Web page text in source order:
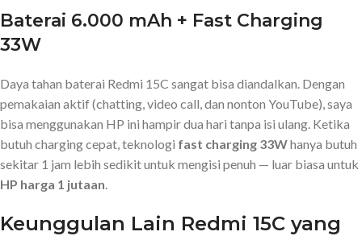
Baterai 6.000 mAh + Fast Charging
33W
Daya tahan baterai Redmi 15C sangat bisa diandalkan. Dengan
pemakaian aktif (chatting, video call, dan nonton YouTube), saya
bisa menggunakan HP ini hampir dua hari tanpa isi ulang. Ketika
butuh charging cepat, teknologi fast charging 33Whanya butuh
sekitar 1 jam lebih sedikit untuk mengisi penuh — luar biasa untuk
HP harga 1 jutaan
Keunggulan Lain Redmi 15C yang